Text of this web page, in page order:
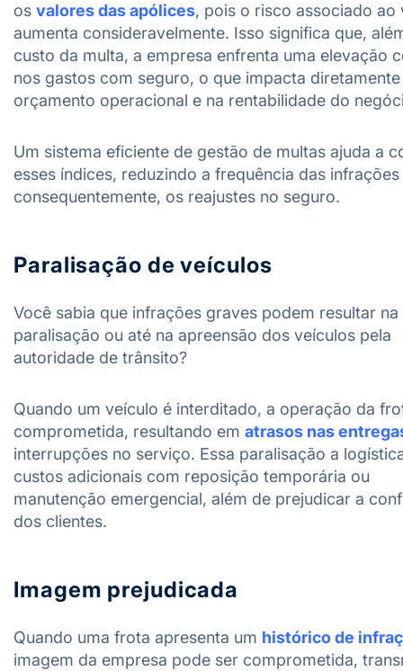
os valores das apólices, pois o risco associado ao
aumenta consideravelmente. Isso significa que,
custo da multa, a empresa enfrenta uma elevação
nos gastos com seguro, o que impacta
orçamento operacional e na rentabilidade do
Um sistema eficiente de gestão de multas ajuda a
esses índices, reduzindo a frequência das infrações
consequentemente, os reajustes no seguro.
Paralisação de veículos
Você sabia que infrações graves podem resultar na
paralisação ou até na apreensão dos veículos pela
autoridade de trânsito?
Quando um veículo é interditado, a operação da
comprometida, resultando em atrasos nas
interrupções no serviço. Essa paralisação a
custos adicionais com reposição temporária ou
manutenção emergencial, além de prejudicar a
dos clientes.
Imagem prejudicada
Quando uma frota apresenta um histórico de
imagem da empresa pode ser comprometida,